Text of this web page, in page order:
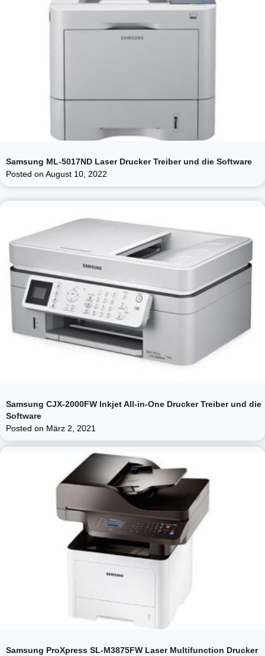
Samsung ML-5017ND Laser Drucker Treiber und die Software
Posted on August 10, 2022
Samsung CJX-2000FW Inkjet All-in-One Drucker Treiber und die
Software
Posted on März 2, 2021
Samsung ProXpress SL-M3875FW Laser Multifunction Drucker